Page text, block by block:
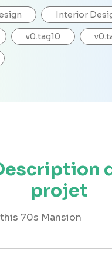
Interior
v0.tag10
projet
70s Mansion